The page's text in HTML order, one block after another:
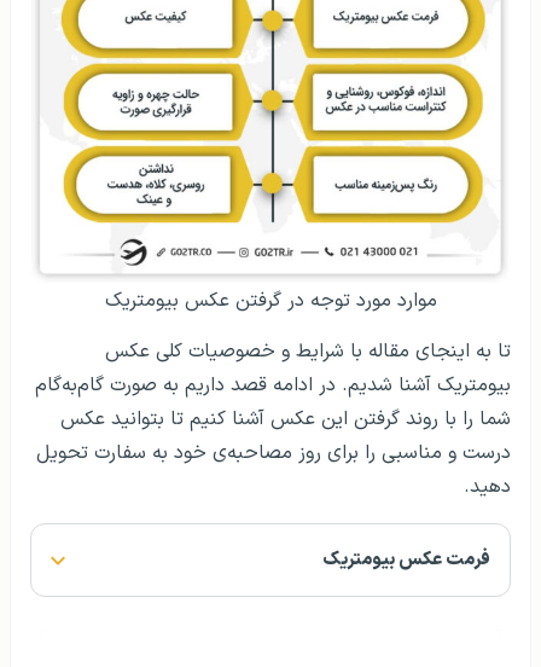
موارد مورد توجه در گرفتن عکس بیومتریک
تا به اینجای مقاله با شرایط و خصوصیات کلی عکس
بیومتریک آشنا شدیم. در ادامه قصد داریم به صورت گام‌‌‌به‌‌گام
شما را با روند گرفتن این عکس آشنا کنیم تا بتوانید عکس
درست و مناسبی را برای روز مصاحبه‌ی خود به سفارت تحویل
دهید.
فرمت عکس بیومتریک